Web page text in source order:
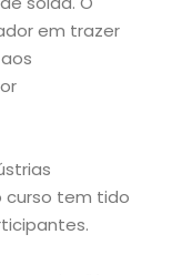
em trazer
curso tem tido